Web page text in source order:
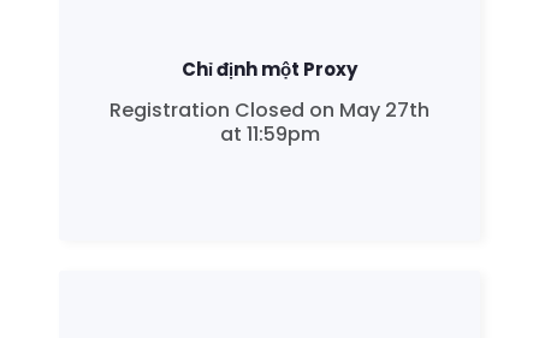
Chỉ định một Proxy
Registration Closed on May 27th
at 11:59pm